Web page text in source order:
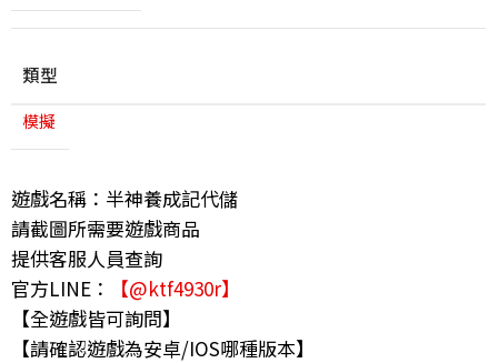
類型
模擬
遊戲名稱：半神養成記代儲
請截圖所需要遊戲商品
提供客服人員查詢
官方LINE：
【@ktf4930r】
【全遊戲皆可詢問】
【請確認遊戲為安卓/IOS哪種版本】